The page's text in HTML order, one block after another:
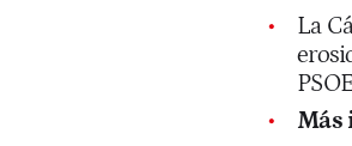
La
Más